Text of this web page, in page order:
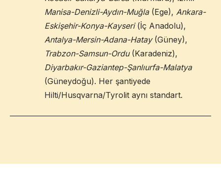
Manisa-Denizli-Aydın-Muğla(Ege), Ankara-
Eskişehir-Konya-Kayseri(İç Anadolu),
Antalya-Mersin-Adana-Hatay(Güney),
Trabzon-Samsun-Ordu(Karadeniz),
Diyarbakır-Gaziantep-Şanlıurfa-Malatya
(Güneydoğu). Her şantiyede
Hilti/Husqvarna/Tyrolit aynı standart.